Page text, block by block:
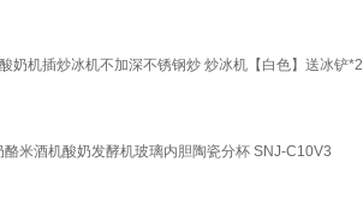
奶机插炒冰机不加深不锈钢炒 炒冰机【白色】送冰铲*2
米酒机酸奶发酵机玻璃内胆陶瓷分杯 SNJ-C10V3